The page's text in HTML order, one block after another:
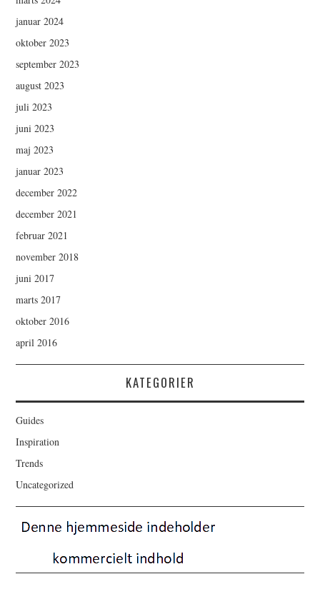
januar 2024
oktober 2023
september 2023
august 2023
juli 2023
juni 2023
maj 2023
januar 2023
december 2022
december 2021
februar 2021
november 2018
juni 2017
marts 2017
oktober 2016
april 2016
KATEGORIER
Guides
Inspiration
Trends
Uncategorized